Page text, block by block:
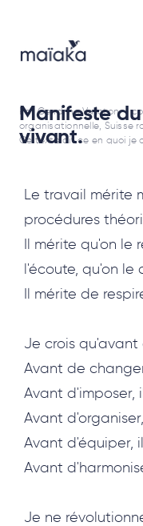
Le travail mérite
procédures
Il mérite qu'on le
l'écoute, qu'on le
Il mérite de
Je crois qu'avant
Avant de
Avant d'imposer,
Avant
Avant d'équiper,
Avant
Je ne
Par Cendrine Valloton —
organisationnelle, Suisse
Ce texte dit ce en quoi je
Manifeste
vivant.